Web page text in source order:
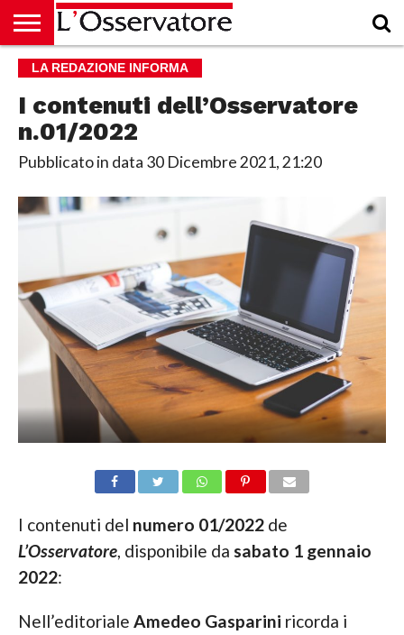
HOME
CULTURA
ECONOMIA
RUBRICHE
ARCHIVIO
PODCAST
ABBONAMENTO
CHI
ACCEDI
LA REDAZIONE INFORMA
I contenuti dell’Osservatore
n.01/2022
Pubblicato in data 30 Dicembre 2021, 21:20
I contenuti del numero 01/2022de
L’Osservatore, disponibile da sabato 1 gennaio
2022:
Nell’editoriale Amedeo Gasparini ricorda i